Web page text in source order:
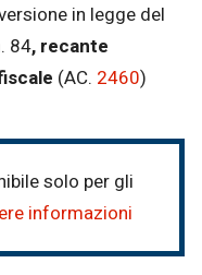
in legge del
84, recante
(AC. 2460​)
solo per gli
informazioni